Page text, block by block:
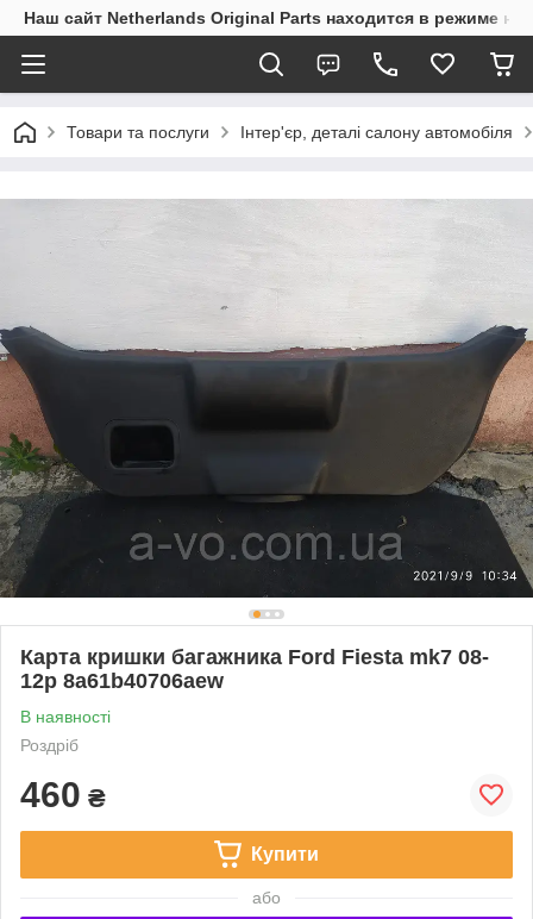
Наш сайт Netherlands Original Parts находится в режиме
Товари та послуги Інтер'єр, деталі салону автомобіля
Карта кришки багажника Ford Fiesta mk7 08-
12р 8a61b40706aew
В наявності
Роздріб
460 ₴
Купити
або